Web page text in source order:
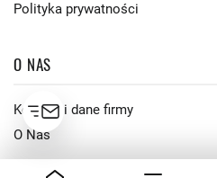
Polityka prywatności
O NAS
Kontakt i dane firmy
O Nas